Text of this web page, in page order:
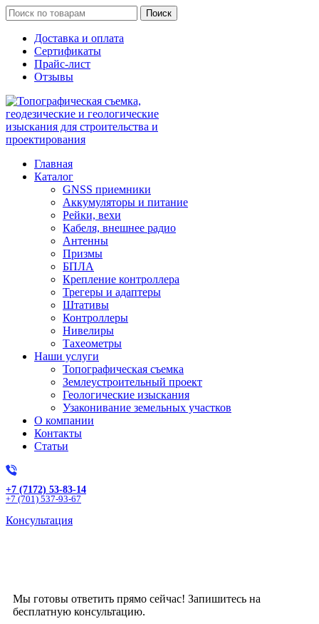
Поиск
Доставка и оплата
Сертификаты
Прайс-лист
Отзывы
Главная
Каталог
GNSS приемники
Аккумуляторы и питание
Рейки, вехи
Кабеля, внешнее радио
Антенны
Призмы
БПЛА
Крепление контроллера
Трегеры и адаптеры
Штативы
Контроллеры
Нивелиры
Тахеометры
Наши услуги
Топографическая съемка
Землеустроительный проект
Геологические изыскания
Узаконивание земельных участков
О компании
Контакты
Статьи
+7 (7172) 53-83-14
+7 (701) 537-93-67
Консультация
Мы готовы ответить прямо сейчас! Запишитесь на
бесплатную консультацию.